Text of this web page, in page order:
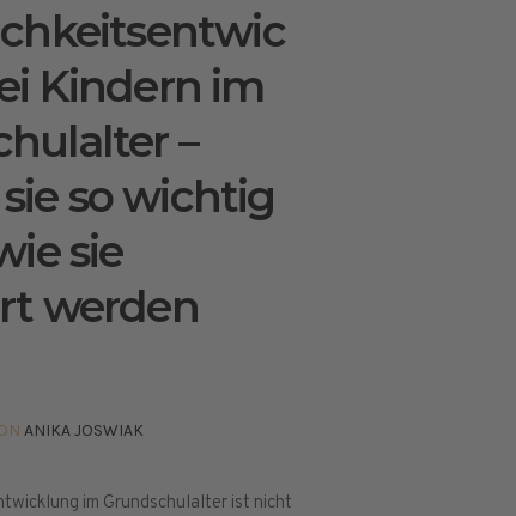
Kindern im
–
so wichtig
sie
werden
ANIKA JOSWIAK
im Grundschulalter ist nicht